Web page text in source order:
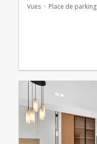
Vues Place de parking